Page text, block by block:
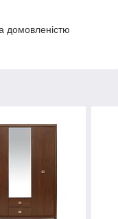
домовленістю